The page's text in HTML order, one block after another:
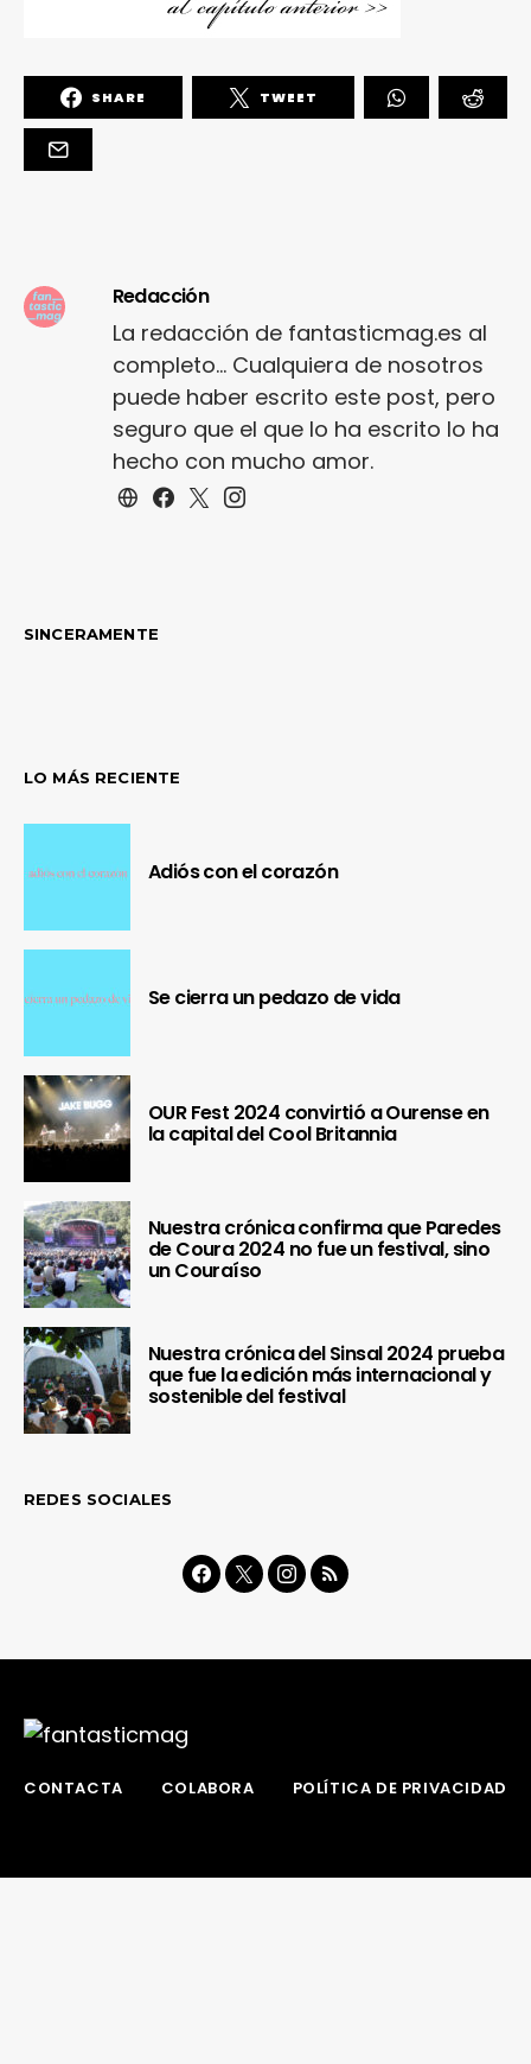
SHARE TWEET
Redacción
La redacción de fantasticmag.es al
completo... Cualquiera de nosotros
puede haber escrito este post, pero
seguro que el que lo ha escrito lo ha
hecho con mucho amor.
SINCERAMENTE
LO MÁS RECIENTE
Adiós con el corazón
Se cierra un pedazo de vida
OUR Fest 2024 convirtió a Ourense en
la capital del Cool Britannia
Nuestra crónica confirma que Paredes
de Coura 2024 no fue un festival, sino
un Couraíso
Nuestra crónica del Sinsal 2024 prueba
que fue la edición más internacional y
sostenible del festival
REDES SOCIALES
CONTACTA COLABORA POLÍTICA DE PRIVACIDAD